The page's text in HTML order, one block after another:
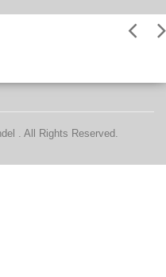
. All Rights Reserved.